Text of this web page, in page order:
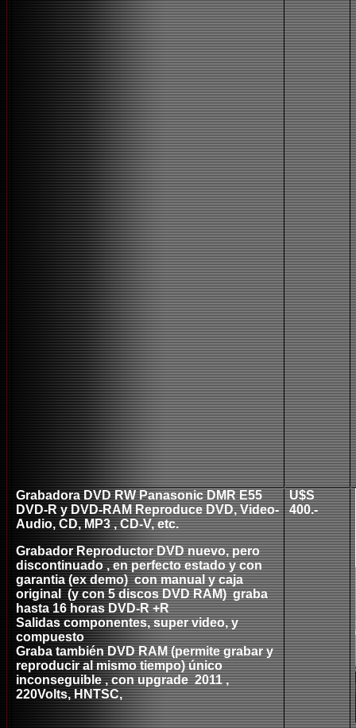
Grabadora DVD RW Panasonic DMR E55
DVD-R y DVD-RAM Reproduce DVD, Video-
Audio, CD, MP3 , CD-V, etc.
Grabador Reproductor DVD nuevo, pero
discontinuado , en perfecto estado y con
garantia (ex demo) con manual y caja
original (y con 5 discos DVD RAM) graba
hasta 16 horas DVD-R +R
Salidas componentes, super video, y
compuesto
Graba también DVD RAM (permite grabar y
reproducir al mismo tiempo) único
inconseguible , con upgrade 2011 ,
220Volts, HNTSC,
U$S
400.-